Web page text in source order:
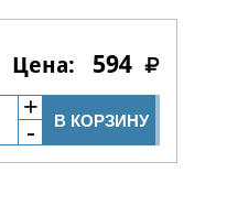
594
В КОРЗИНУ